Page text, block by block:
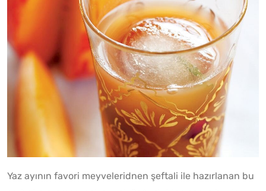
Yaz ayının favori meyveleridnen şeftali ile hazırlanan bu